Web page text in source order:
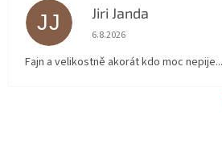
JJ Jiri Janda
Hodnocení obchodu je 5 z
6.8.2026
Fajn a velikostně akorát kdo moc